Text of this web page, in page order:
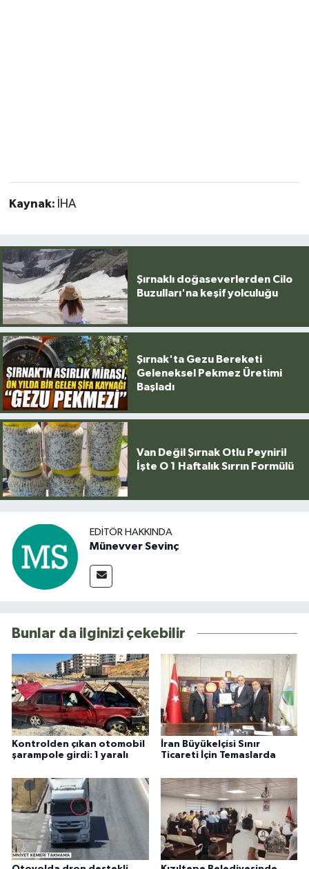
Kaynak: İHA
Şırnaklı doğaseverlerden Cilo
Buzulları'na keşif yolculuğu
Şırnak'ta Gezu Bereketi
Geleneksel Pekmez Üretimi
Başladı
Van Değil Şırnak Otlu Peyniri!
İşte O 1 Haftalık Sırrın Formülü
EDITÖR HAKKINDA
Münevver Sevinç
Bunlar da ilginizi çekebilir
Kontrolden çıkan otomobil
şarampole girdi: 1 yaralı
İran Büyükelçisi Sınır
Ticareti İçin Temaslarda